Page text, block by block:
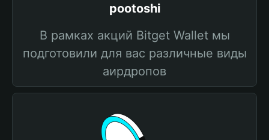
pootoshi
В рамках акций Bitget Wallet мы
подготовили для вас различные виды
аирдропов